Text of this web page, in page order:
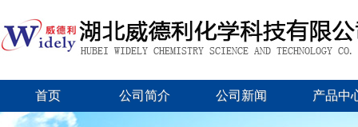
首页 公司简介 公司新闻 产品中